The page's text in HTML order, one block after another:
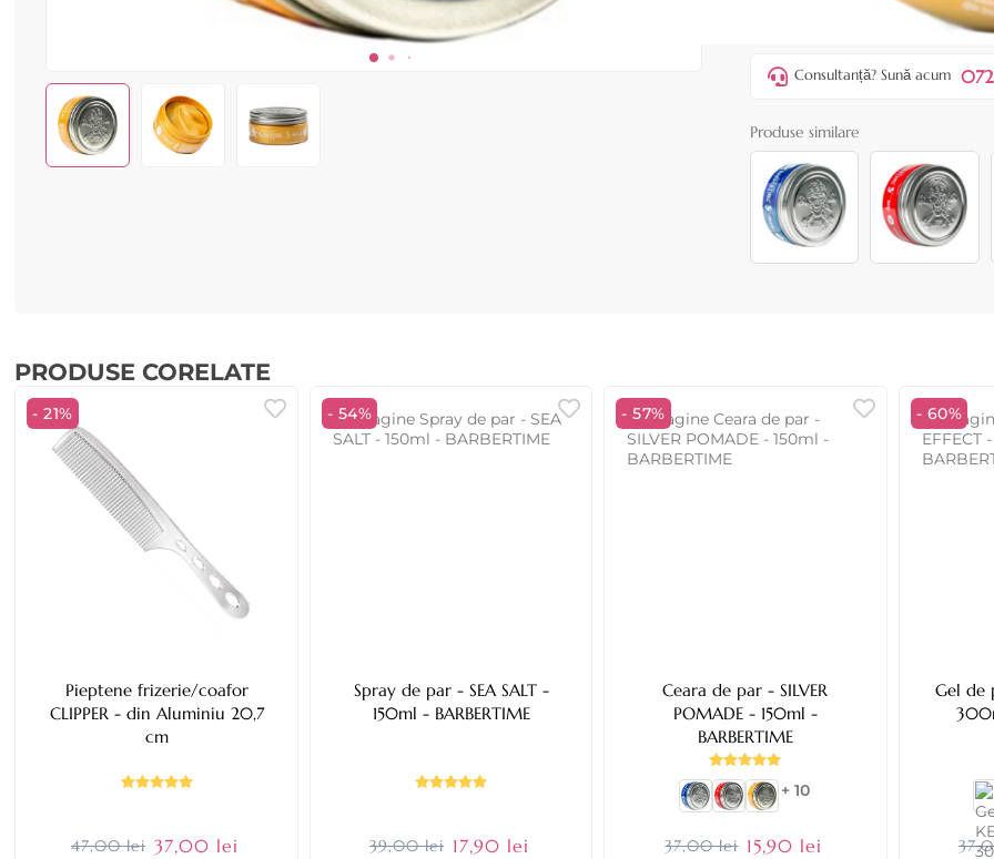
Acest produs vă aduce1💰 puncte
Consultanță? Sună acum
Produse similare
PRODUSE CORELATE
- 21%
Pieptene frizerie/coafor
CLIPPER - din Aluminiu 20,7
cm
47,00 lei 37,00 lei
- 54%
Spray de par - SEA SALT -
150ml - BARBERTIME
39,00 lei 17,90 lei
- 57%
Ceara de par - SILVER
POMADE - 150ml -
BARBERTIME
+ 10
37,00 lei 15,90 lei
- 60%
Gel de